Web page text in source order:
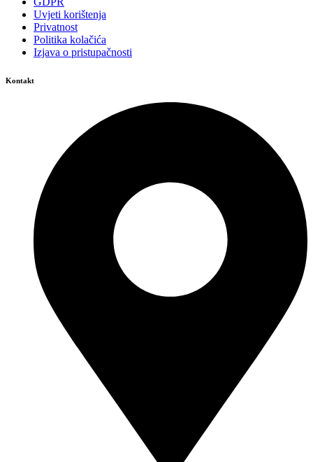
Uvjeti korištenja
Privatnost
Politika kolačića
Izjava o pristupačnosti
Kontakt